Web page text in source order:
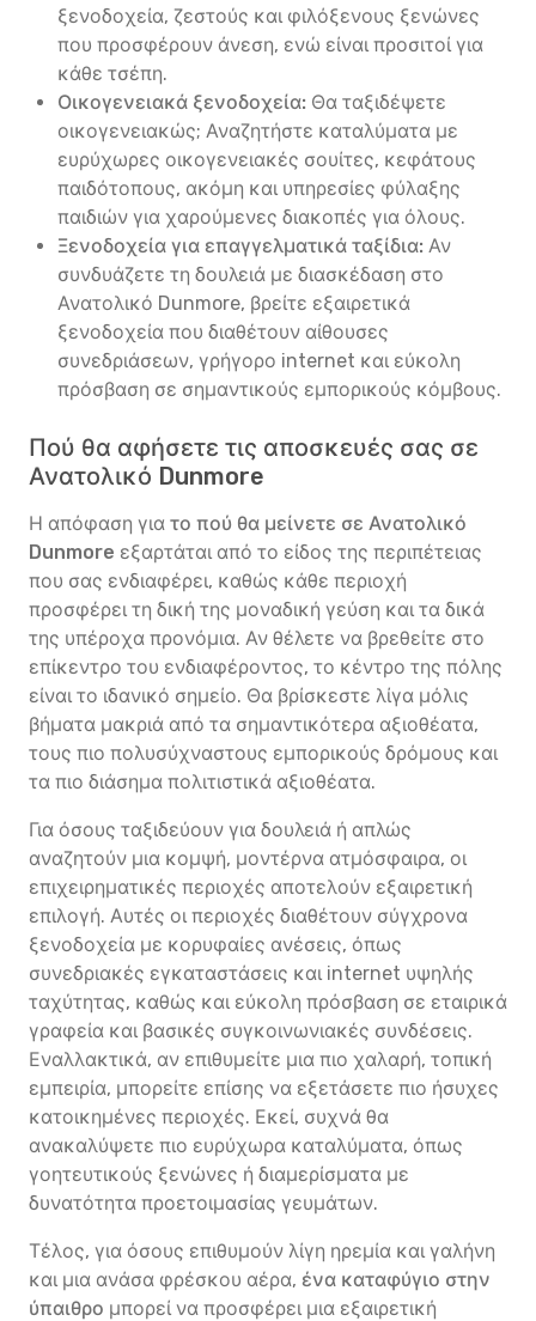
ξενοδοχεία, ζεστούς και φιλόξενους ξενώνες
που προσφέρουν άνεση, ενώ είναι προσιτοί για
κάθε τσέπη.
Οικογενειακά ξενοδοχεία: Θα ταξιδέψετε
οικογενειακώς; Αναζητήστε καταλύματα με
ευρύχωρες οικογενειακές σουίτες, κεφάτους
παιδότοπους, ακόμη και υπηρεσίες φύλαξης
παιδιών για χαρούμενες διακοπές για όλους.
Ξενοδοχεία για επαγγελματικά ταξίδια: Αν
συνδυάζετε τη δουλειά με διασκέδαση στο
Ανατολικό Dunmore, βρείτε εξαιρετικά
ξενοδοχεία που διαθέτουν αίθουσες
συνεδριάσεων, γρήγορο internet και εύκολη
πρόσβαση σε σημαντικούς εμπορικούς κόμβους.
Πού θα αφήσετε τις αποσκευές σας σε
Ανατολικό Dunmore
Η απόφαση για το πού θα μείνετε σε Ανατολικό
Dunmore εξαρτάται από το είδος της περιπέτειας
που σας ενδιαφέρει, καθώς κάθε περιοχή
προσφέρει τη δική της μοναδική γεύση και τα δικά
της υπέροχα προνόμια. Αν θέλετε να βρεθείτε στο
επίκεντρο του ενδιαφέροντος, το κέντρο της πόλης
είναι το ιδανικό σημείο. Θα βρίσκεστε λίγα μόλις
βήματα μακριά από τα σημαντικότερα αξιοθέατα,
τους πιο πολυσύχναστους εμπορικούς δρόμους και
τα πιο διάσημα πολιτιστικά αξιοθέατα.
Για όσους ταξιδεύουν για δουλειά ή απλώς
αναζητούν μια κομψή, μοντέρνα ατμόσφαιρα, οι
επιχειρηματικές περιοχές αποτελούν εξαιρετική
επιλογή. Αυτές οι περιοχές διαθέτουν σύγχρονα
ξενοδοχεία με κορυφαίες ανέσεις, όπως
συνεδριακές εγκαταστάσεις και internet υψηλής
ταχύτητας, καθώς και εύκολη πρόσβαση σε εταιρικά
γραφεία και βασικές συγκοινωνιακές συνδέσεις.
Εναλλακτικά, αν επιθυμείτε μια πιο χαλαρή, τοπική
εμπειρία, μπορείτε επίσης να εξετάσετε πιο ήσυχες
κατοικημένες περιοχές. Εκεί, συχνά θα
ανακαλύψετε πιο ευρύχωρα καταλύματα, όπως
γοητευτικούς ξενώνες ή διαμερίσματα με
δυνατότητα προετοιμασίας γευμάτων.
Τέλος, για όσους επιθυμούν λίγη ηρεμία και γαλήνη
και μια ανάσα φρέσκου αέρα, ένα καταφύγιο στην
ύπαιθρο μπορεί να προσφέρει μια εξαιρετική